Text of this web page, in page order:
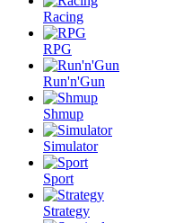
Racing
RPG
Run'n'Gun
Shmup
Simulator
Sport
Strategy